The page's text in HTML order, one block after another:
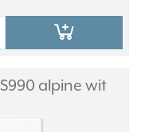
alpine wit